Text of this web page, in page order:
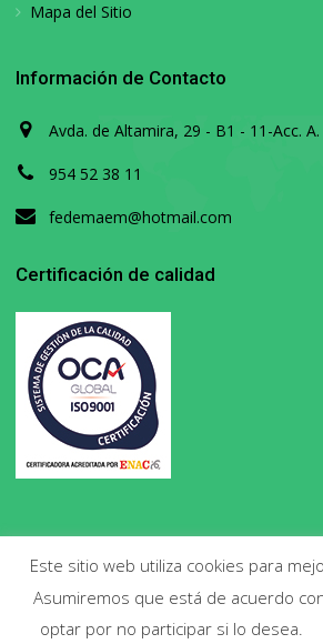
Mapa del Sitio
Información de Contacto
Avda. de Altamira, 29 - B1 - 11-Acc.
954 52 38 11
fedemaem@hotmail.com
Certificación de calidad
Copyright 2020. Todos los
Este sitio web utiliza cookies para
Asumiremos que está de acuerdo
optar por no participar si lo desea.